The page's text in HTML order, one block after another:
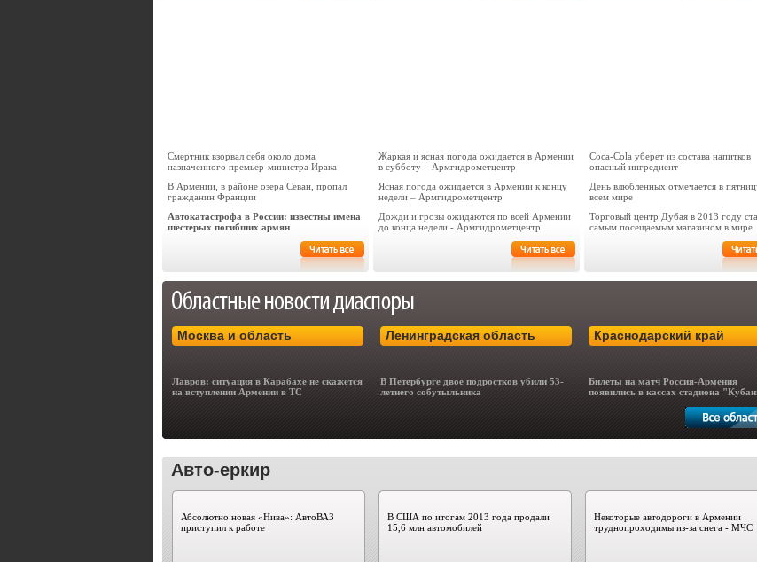
Смертник взорвал себя около дома
назначенного премьер-министра Ирака
В Армении, в районе озера Севан, пропал
гражданин Франции
Автокатастрофа в России: известны имена
шестерых погибших армян
Жаркая и ясная погода ожидается в Армении
в субботу – Армгидрометцентр
Ясная погода ожидается в Армении к концу
недели – Армгидрометцентр
Дожди и грозы ожидаются по всей Армении
до конца недели - Армгидрометцентр
Coca-Cola уберет из состава напитков
опасный ингредиент
День влюбленных отмечается в
всем мире
Торговый центр Дубая в 2013 году
самым посещаемым магазином в мире
Москва и область
Лавров: ситуация в Карабахе не скажется
на вступлении Армении в ТС
Ленинградская область
В Петербурге двое подростков убили 53-
летнего собутыльника
Краснодарский край
Билеты на матч Россия-Армения
появились в кассах стадиона
Авто-еркир
Абсолютно новая «Нива»: АвтоВАЗ
приступил к работе
В США по итогам 2013 года продали
15,6 млн автомобилей
Некоторые автодороги в Армении
труднопроходимы из-за снега - МЧС